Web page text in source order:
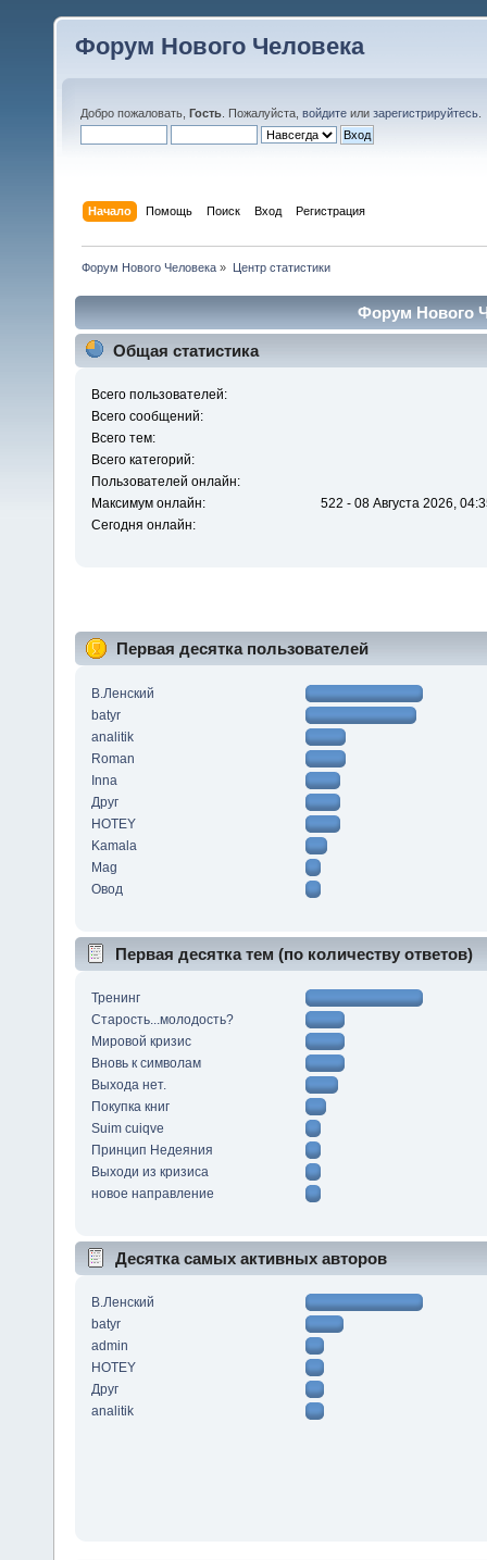
Форум Нового Человека
Добро пожаловать, Гость . Пожалуйста, войдите или зарегистрируйтесь
Начало Помощь Поиск Вход Регистрация
Форум Нового Человека » Центр статистики
Форум Нового
Общая статистика
Всего пользователей:
Всего сообщений:
Всего тем:
Всего категорий:
Пользователей онлайн:
Максимум онлайн:
522 - 08 Августа 2026,
Сегодня онлайн:
Первая десятка пользователей
В.Ленский
batyr
analitik
Roman
Inna
Друг
HOTEY
Kamala
Mag
Овод
Первая десятка тем (по количеству ответов)
Тренинг
Старость...молодость?
Мировой кризис
Вновь к символам
Выхода нет.
Покупка книг
Suim cuiqve
Принцип Недеяния
Выходи из кризиса
новое направление
Десятка самых активных авторов
В.Ленский
batyr
admin
HOTEY
Друг
analitik